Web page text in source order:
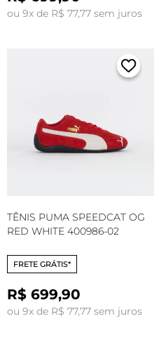
ou 9x de R$ 77,77 sem juros
TÊNIS PUMA SPEEDCAT OG
RED WHITE 400986-02
FRETE GRÁTIS*
R$ 699,90
ou 9x de R$ 77,77 sem juros